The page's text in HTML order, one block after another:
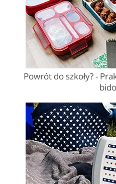
Powrót do szkoły? -